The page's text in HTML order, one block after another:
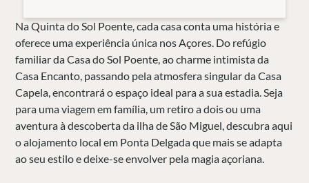
Na Quinta do Sol Poente, cada casa conta uma história e
oferece uma experiência única nos Açores. Do refúgio
familiar da Casa do Sol Poente, ao charme intimista da
Casa Encanto, passando pela atmosfera singular da Casa
Capela, encontrará o espaço ideal para a sua estadia. Seja
para uma viagem em família, um retiro a dois ou uma
aventura à descoberta da ilha de São Miguel, descubra aqui
o alojamento local em Ponta Delgada que mais se adapta
ao seu estilo e deixe-se envolver pela magia açoriana.